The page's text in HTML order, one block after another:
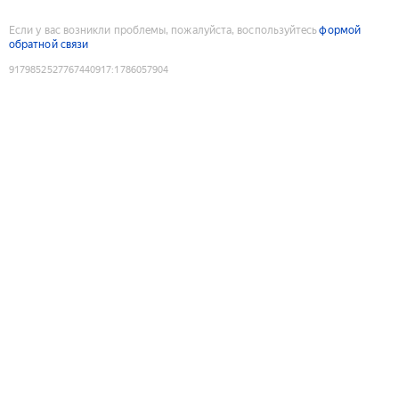
Если у вас возникли проблемы, пожалуйста, воспользуйтесьформой
обратной связи
9179852527767440917:1786057904